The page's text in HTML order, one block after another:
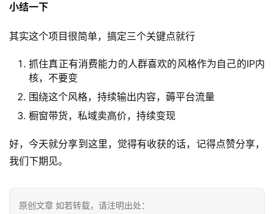
小结一下
其实这个项目很简单，搞定三个关键点就行
抓住真正有消费能力的人群喜欢的风格作为自己的IP内
核，不要变
围绕这个风格，持续输出内容，薅平台流量
橱窗带货，私域卖高价，持续变现
好，今天就分享到这里，觉得有收获的话，记得点赞分享，
我们下期见。
原创文章 如若转载，请注明出处：